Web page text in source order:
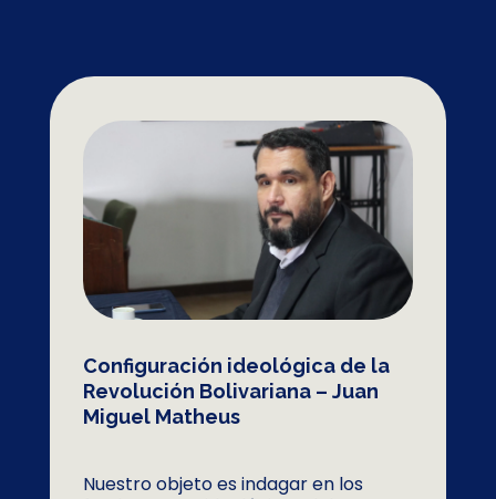
Configuración ideológica de la
Revolución Bolivariana – Juan
Miguel Matheus
Nuestro objeto es indagar en los